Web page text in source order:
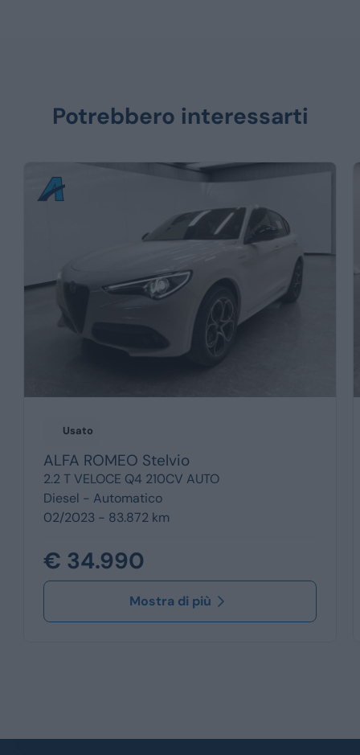
Potrebbero interessarti
Usato
ALFA ROMEO Stelvio
2.2 T VELOCE Q4 210CV AUTO
Diesel - Automatico
02/2023 - 83.872 km
€ 34.990
Mostra di più